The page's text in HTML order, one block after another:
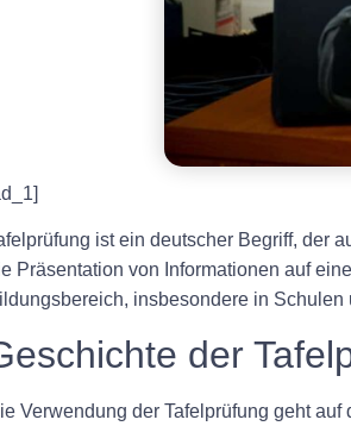
ist ein deutscher Begriff, der
Präsentation von Informationen auf
insbesondere in
der
Verwendung der Tafelprüfung geht